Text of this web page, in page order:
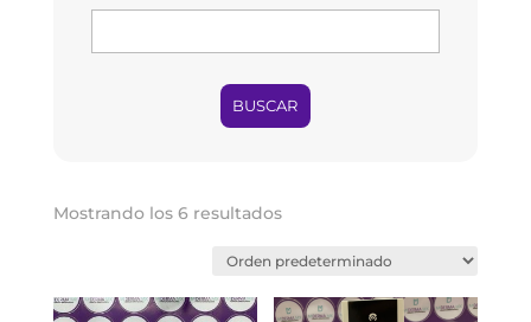
BUSCAR
Mostrando los 6 resultados